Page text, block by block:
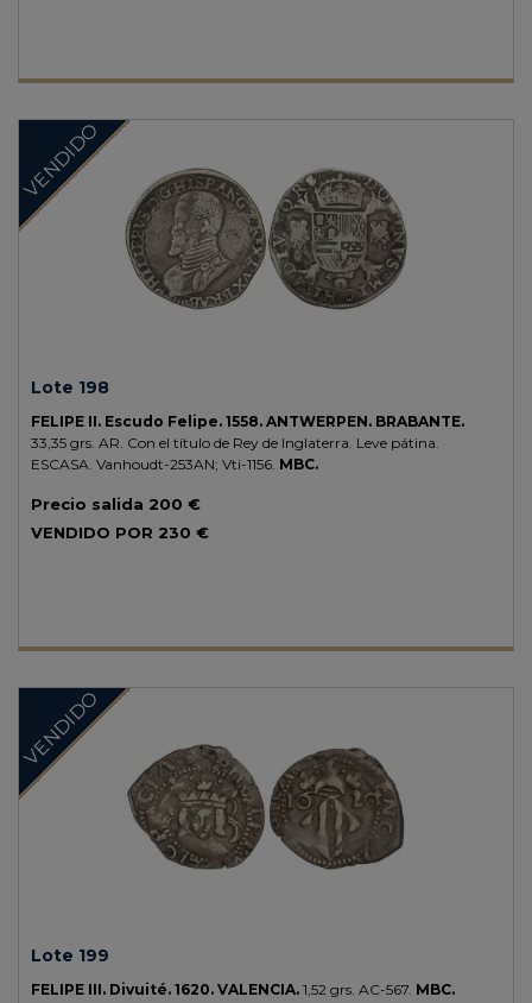
VENDIDO
Lote 198
FELIPE II. Escudo Felipe. 1558. ANTWERPEN. BRABANTE.
33,35 grs. AR. Con el título de Rey de Inglaterra. Leve pátina.
ESCASA. Vanhoudt-253AN; Vti-1156. MBC.
Precio salida 200 €
VENDIDO POR 230 €
VENDIDO
Lote 199
FELIPE III. Divuité. 1620. VALENCIA. 1,52 grs. AC-567. MBC.